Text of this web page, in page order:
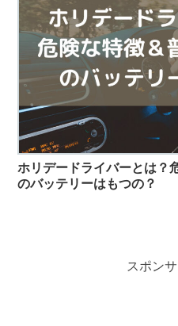
ホリデードライバーとは？
のバッテリーはもつの？
スポン